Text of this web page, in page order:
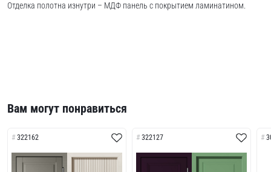
Отделка полотна изнутри – МДФ панель с покрытием ламинатином.
Вам могут понравиться
322162 322127